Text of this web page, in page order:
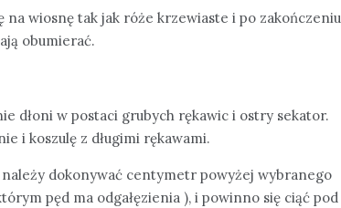
na wiosnę tak jak róże krzewiaste i po zakończeniu
obumierać.
dłoni w postaci grubych rękawic i ostry sekator.
i koszulę z długimi rękawami.
dokonywać centymetr powyżej wybranego
pęd ma odgałęzienia ), i powinno się ciąć pod